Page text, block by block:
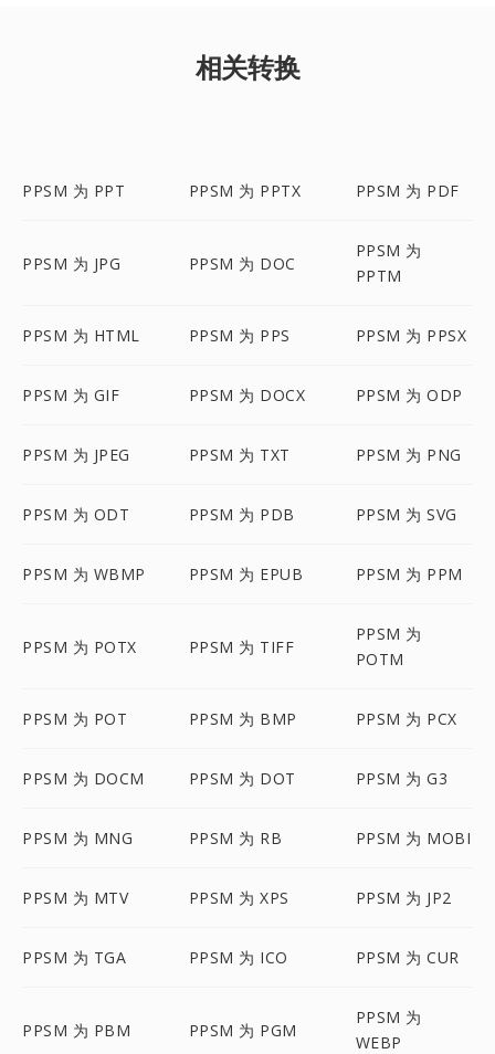
相关转换
PPSM 为 PPT PPSM 为 PPTX PPSM 为 PDF
PPSM 为 JPG PPSM 为 DOC
PPSM 为
PPTM
PPSM 为 HTML PPSM 为 PPS PPSM 为 PPSX
PPSM 为 GIF PPSM 为 DOCX PPSM 为 ODP
PPSM 为 JPEG PPSM 为 TXT PPSM 为 PNG
PPSM 为 ODT PPSM 为 PDB PPSM 为 SVG
PPSM 为 WBMP PPSM 为 EPUB PPSM 为 PPM
PPSM 为 POTX PPSM 为 TIFF
PPSM 为
POTM
PPSM 为 POT PPSM 为 BMP PPSM 为 PCX
PPSM 为 DOCM PPSM 为 DOT PPSM 为 G3
PPSM 为 MNG PPSM 为 RB PPSM 为 MOBI
PPSM 为 MTV PPSM 为 XPS PPSM 为 JP2
PPSM 为 TGA PPSM 为 ICO PPSM 为 CUR
PPSM 为 PBM PPSM 为 PGM
PPSM 为
WEBP